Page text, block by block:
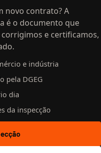
novo contrato? A
é o documento que
e certificamos,
e indústria
pela DGEG
dia
da inspecção